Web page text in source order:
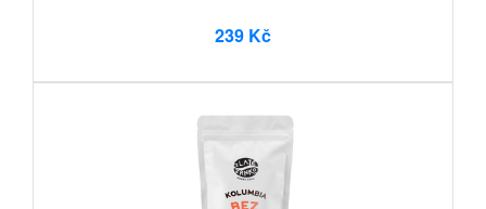
239 Kč